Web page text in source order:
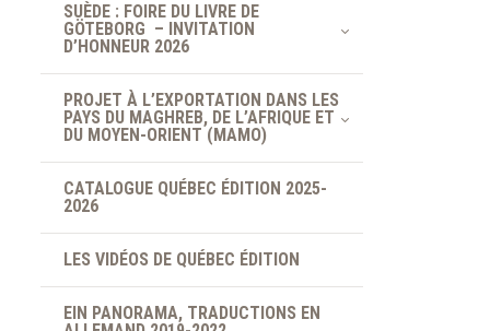
SUÈDE : FOIRE DU LIVRE DE
GÖTEBORG – INVITATION
D’HONNEUR 2026
PROJET À L’EXPORTATION DANS LES
PAYS DU MAGHREB, DE L’AFRIQUE ET
DU MOYEN-ORIENT (MAMO)
CATALOGUE QUÉBEC ÉDITION 2025-
2026
LES VIDÉOS DE QUÉBEC ÉDITION
EIN PANORAMA, TRADUCTIONS EN